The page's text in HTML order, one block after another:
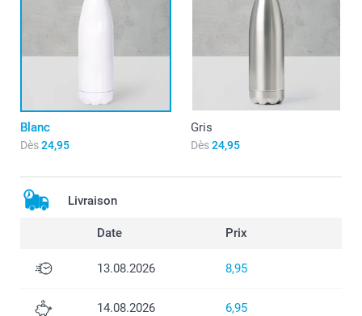
Blanc
Dès24,95
Gris
Dès24,95
Livraison
Date Prix
13.08.2026 8,95
14.08.2026 6,95